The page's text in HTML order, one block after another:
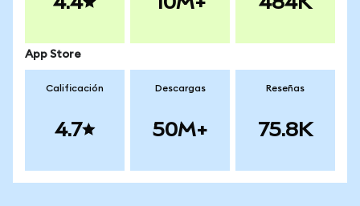
App Store
Calificación
4.7
Descargas
50M+
Reseñas
75.8K